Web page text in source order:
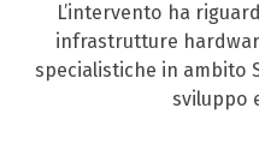
L’intervento ha
infrastrutture
specialistiche in ambito
sviluppo